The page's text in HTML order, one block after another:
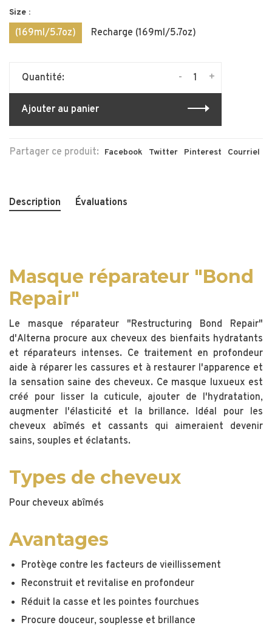
Size :
(169ml/5.7oz) Recharge (169ml/5.7oz)
Quantité: +
-
Ajouter au panier
Partager ce produit: Facebook Twitter Pinterest Courriel
Description Évaluations
Masque réparateur "Bond
Repair"
Le masque réparateur "Restructuring Bond Repair"
d'Alterna procure aux cheveux des bienfaits hydratants
et réparateurs intenses. Ce traitement en profondeur
aide à réparer les cassures et à restaurer l'apparence et
la sensation saine des cheveux. Ce masque luxueux est
créé pour lisser la cuticule, ajouter de l'hydratation,
augmenter l'élasticité et la brillance. Idéal pour les
cheveux abîmés et cassants qui aimeraient devenir
sains, souples et éclatants.
Types de cheveux
Pour cheveux abîmés
Avantages
Protège contre les facteurs de vieillissement
Reconstruit et revitalise en profondeur
Réduit la casse et les pointes fourchues
Procure douceur, souplesse et brillance